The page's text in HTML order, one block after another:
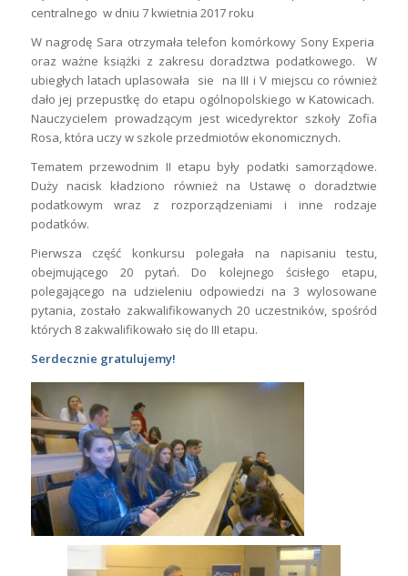
centralnego w dniu 7 kwietnia 2017 roku
W nagrodę Sara otrzymała telefon komórkowy Sony Experia
oraz ważne książki z zakresu doradztwa podatkowego. W
ubiegłych latach uplasowała sie na III i V miejscu co również
dało jej przepustkę do etapu ogólnopolskiego w Katowicach.
Nauczycielem prowadzącym jest wicedyrektor szkoły Zofia
Rosa, która uczy w szkole przedmiotów ekonomicznych.
Tematem przewodnim II etapu były podatki samorządowe.
Duży nacisk kładziono również na Ustawę o doradztwie
podatkowym wraz z rozporządzeniami i inne rodzaje
podatków.
Pierwsza część konkursu polegała na napisaniu testu,
obejmującego 20 pytań. Do kolejnego ścisłego etapu,
polegającego na udzieleniu odpowiedzi na 3 wylosowane
pytania, zostało zakwalifikowanych 20 uczestników, spośród
których 8 zakwalifikowało się do III etapu.
Serdecznie gratulujemy!